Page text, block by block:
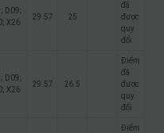
D09;
X26
29.57 25
đã
được
quy
đổi
D09;
X26
29.57 26.5
Điểm
đã
được
quy
đổi
Điểm